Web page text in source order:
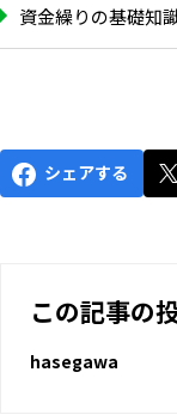
資金繰りの基礎知
シェアする
この記事の
hasegawa